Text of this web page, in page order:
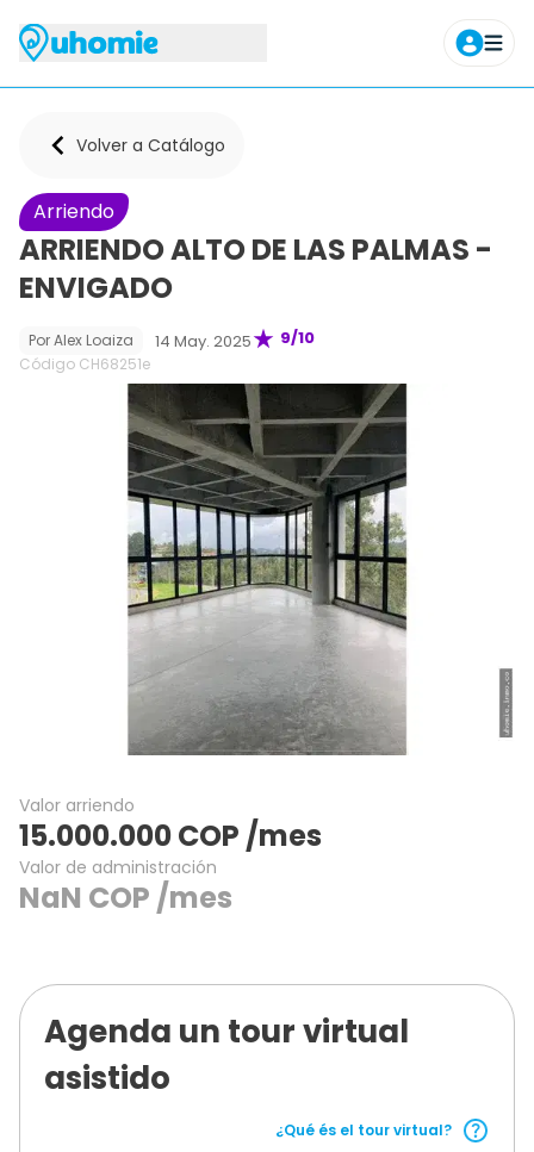
Agendar tour
Volver a Catálogo
Arriendo
ARRIENDO ALTO DE LAS PALMAS -
ENVIGADO
9/10
PorAlex Loaiza 14 May. 2025
Código CH68251e
Valor arriendo
15.000.000COP /mes
Valor de administración
NaN COP /mes
Agenda un tour virtual
asistido
¿Qué és el tour virtual?